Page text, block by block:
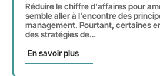
Réduire le chiffre d'affaires pour
semble aller à l'encontre des
management. Pourtant, certaines
des stratégies de…
En savoir plus